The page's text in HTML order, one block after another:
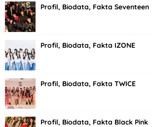
Profil, Biodata, Fakta Seventeen
Profil, Biodata, Fakta IZONE
Profil, Biodata, Fakta TWICE
Profil, Biodata, Fakta Black Pink